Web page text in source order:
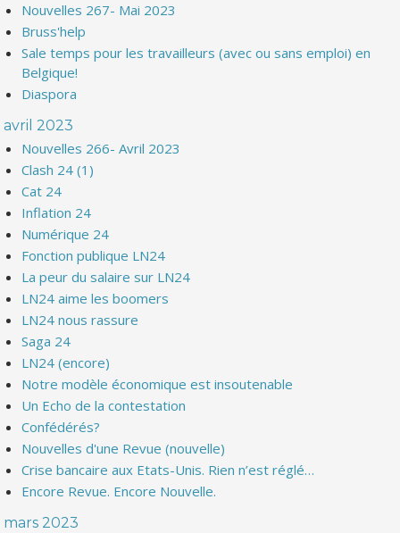
Nouvelles 267- Mai 2023
Bruss'help
Sale temps pour les travailleurs (avec ou sans emploi) en
Belgique!
Diaspora
avril 2023
Nouvelles 266- Avril 2023
Clash 24 (1)
Cat 24
Inflation 24
Numérique 24
Fonction publique LN24
La peur du salaire sur LN24
LN24 aime les boomers
LN24 nous rassure
Saga 24
LN24 (encore)
Notre modèle économique est insoutenable
Un Echo de la contestation
Confédérés?
Nouvelles d'une Revue (nouvelle)
Crise bancaire aux Etats-Unis. Rien n’est réglé…
Encore Revue. Encore Nouvelle.
mars 2023